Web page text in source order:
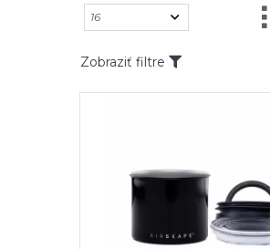
Zobraziť filtre